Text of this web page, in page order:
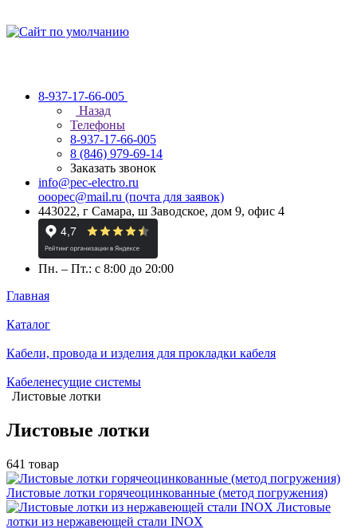
8-937-17-66-005
Назад
Телефоны
8-937-17-66-005
8 (846) 979-69-14
Заказать звонок
info@pec-electro.ru
ooopec@mail.ru (почта для заявок)
443022, г Самара, ш Заводское, дом 9, офис 4
Пн. – Пт.: с 8:00 до 20:00
Главная
Каталог
Кабели, провода и изделия для прокладки кабеля
Кабеленесущие системы
Листовые лотки
Листовые лотки
641 товар
Листовые лотки горячеоцинкованные (метод погружения)
Листовые
лотки из нержавеющей стали INOX